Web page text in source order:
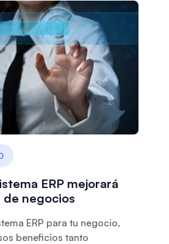
ERP mejorará
de negocios
ERP para tu negocio,
beneficios tanto